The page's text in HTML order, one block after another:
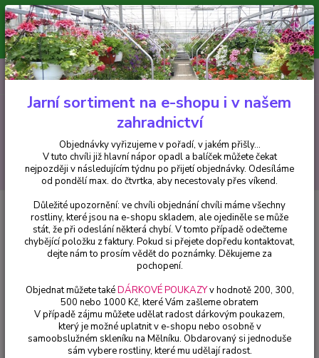
Minimální hodnota pro odeslání z e-shopu je 300 Kč.
V tuto chvíli již hlavní nápor objednávek opadl a balíček můžete čekat
nejpozději v následujícím týdnu po přijetí objednávky. Objednávky
vyřizujeme v pořadí, v jakém přišly...
CZK
Hledat
+420 602 223 614 0ks
za0 Kč
Fuchsie
Magellanica Tricolori Fuchsie mrazuvzdorná - cena na
prodejně
Magellanica Tricolori Fuchsie
mrazuvzdorná - cena na prodejně
Jarní sortiment na e-shopu i v našem
zahradnictví
Objednávky vyřizujeme v pořadí, v jakém přišly...
V tuto chvíli již hlavní nápor opadl a balíček můžete čekat
nejpozději v následujícím týdnu po přijetí objednávky. Odesíláme
od pondělí max. do čtvrtka, aby necestovaly přes víkend.
Důležité upozornění: ve chvíli objednání chvíli máme všechny
rostliny, které jsou na e-shopu skladem, ale ojediněle se může
stát, že při odeslání některá chybí. V tomto případě odečteme
chybějící položku z faktury. Pokud si přejete dopředu kontaktovat,
dejte nám to prosím vědět do poznámky. Děkujeme za
pochopení.
Objednat můžete takéDÁRKOVÉ POUKAZYv hodnotě 200, 300,
500 nebo 1000 Kč, které Vám zašleme obratem
V případě zájmu můžete udělat radost dárkovým poukazem,
který je možné uplatnit v e-shopu nebo osobně v
samoobslužném skleníku na Mělníku. Obdarovaný si jednoduše
sám vybere rostliny, které mu udělají radost.